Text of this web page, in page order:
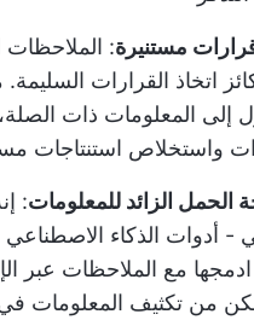
قرارات مستنيرة: الملاحظات
اتخاذ القرارات
إلى المعلومات ذات
واستخلاص استنتاجات
الحمل الزائد للمعلومات:
- أدوات الذكاء
ادمجها مع الملاحظات عبر
من تكثيف المعلومات